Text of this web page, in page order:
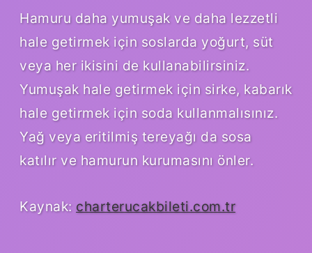
Hamuru daha yumuşak ve daha lezzetli
hale getirmek için soslarda yoğurt, süt
veya her ikisini de kullanabilirsiniz.
Yumuşak hale getirmek için sirke, kabarık
hale getirmek için soda kullanmalısınız.
Yağ veya eritilmiş tereyağı da sosa
katılır ve hamurun kurumasını önler.
Kaynak: charterucakbileti.com.tr